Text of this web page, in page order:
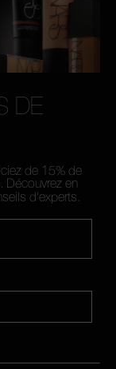
DE
de 15% de
Découvrez en
d'experts.